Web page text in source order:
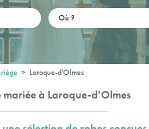
Laroque-d'Olmes
mariée à Laroque-d'Olmes